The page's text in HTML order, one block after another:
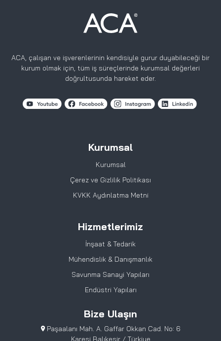
ACA, çalışan ve işverenlerinin kendisiyle gurur duyabileceği bir
kurum olmak için, tüm iş süreçlerinde kurumsal değerleri
doğrultusunda hareket eder.
Kurumsal
Kurumsal
Çerez ve Gizlilik Politikası
KVKK Aydınlatma Metni
Hizmetlerimiz
İnşaat & Tedarik
Mühendislik & Danışmanlık
Savunma Sanayi Yapıları
Endüstri Yapıları
Bize Ulaşın
Paşaalanı Mah. A. Gaffar Okkan Cad. No: 6
Karesi Balıkesir / Türkiye